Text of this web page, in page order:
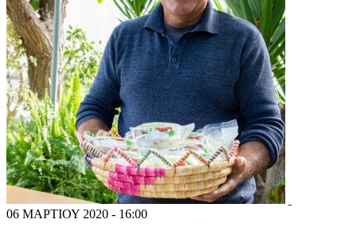
06 ΜΑΡΤΙΟΥ 2020 - 16:00